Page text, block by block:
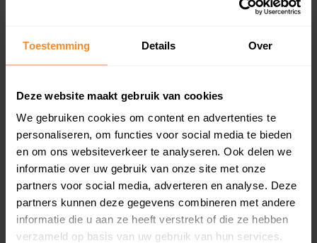
Toestemming Details Over
Deze website maakt gebruik van cookies
We gebruiken cookies om content en advertenties te
personaliseren, om functies voor social media te bieden
en om ons websiteverkeer te analyseren. Ook delen we
informatie over uw gebruik van onze site met onze
partners voor social media, adverteren en analyse. Deze
partners kunnen deze gegevens combineren met andere
informatie die u aan ze heeft verstrekt of die ze hebben
verzameld op basis van uw gebruik van hun services.
Een overzicht van alle verkochte woningen (koopsom
Bekijk product
Direct leverbaar